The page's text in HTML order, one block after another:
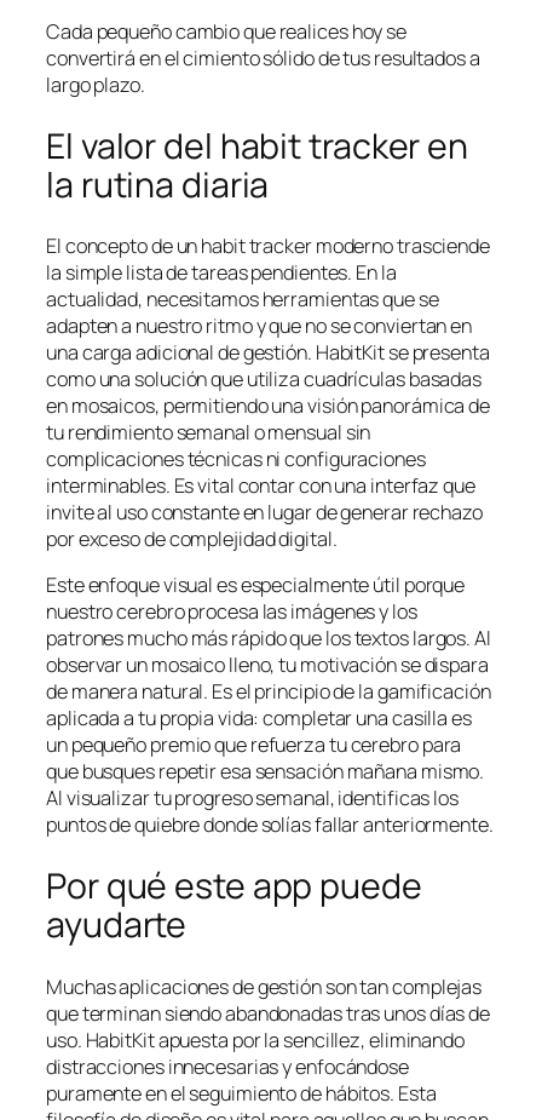
Cada pequeño cambio que realices hoy se
convertirá en el cimiento sólido de tus resultados a
largo plazo.
El valor del habit tracker en
la rutina diaria
El concepto de un habit tracker moderno trasciende
la simple lista de tareas pendientes. En la
actualidad, necesitamos herramientas que se
adapten a nuestro ritmo y que no se conviertan en
una carga adicional de gestión. HabitKit se presenta
como una solución que utiliza cuadrículas basadas
en mosaicos, permitiendo una visión panorámica de
tu rendimiento semanal o mensual sin
complicaciones técnicas ni configuraciones
interminables. Es vital contar con una interfaz que
invite al uso constante en lugar de generar rechazo
por exceso de complejidad digital.
Este enfoque visual es especialmente útil porque
nuestro cerebro procesa las imágenes y los
patrones mucho más rápido que los textos largos. Al
observar un mosaico lleno, tu motivación se dispara
de manera natural. Es el principio de la gamificación
aplicada a tu propia vida: completar una casilla es
un pequeño premio que refuerza tu cerebro para
que busques repetir esa sensación mañana mismo.
Al visualizar tu progreso semanal, identificas los
puntos de quiebre donde solías fallar anteriormente.
Por qué este app puede
ayudarte
Muchas aplicaciones de gestión son tan complejas
que terminan siendo abandonadas tras unos días de
uso. HabitKit apuesta por la sencillez, eliminando
distracciones innecesarias y enfocándose
puramente en el seguimiento de hábitos. Esta